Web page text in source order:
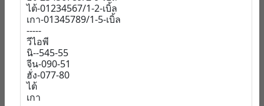
ไต้-01234567/1-2-เบิ้ล
เกา-01345789/1-5-เบิ้ล
-----
วีไอพี
นิ--545-55
จีน-090-51
ฮั่ง-077-80
ไต้
เกา